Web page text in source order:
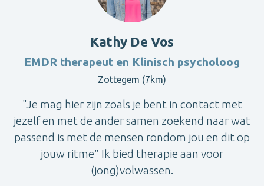
Kathy De Vos
EMDR therapeut en Klinisch psycholoog
Zottegem (7km)
"Je mag hier zijn zoals je bent in contact met
jezelf en met de ander samen zoekend naar wat
passend is met de mensen rondom jou en dit op
jouw ritme" Ik bied therapie aan voor
(jong)volwassen.